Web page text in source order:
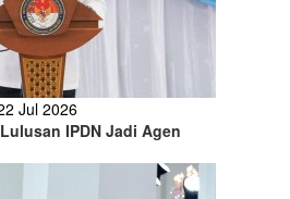
Jul 2026
IPDN Jadi Agen